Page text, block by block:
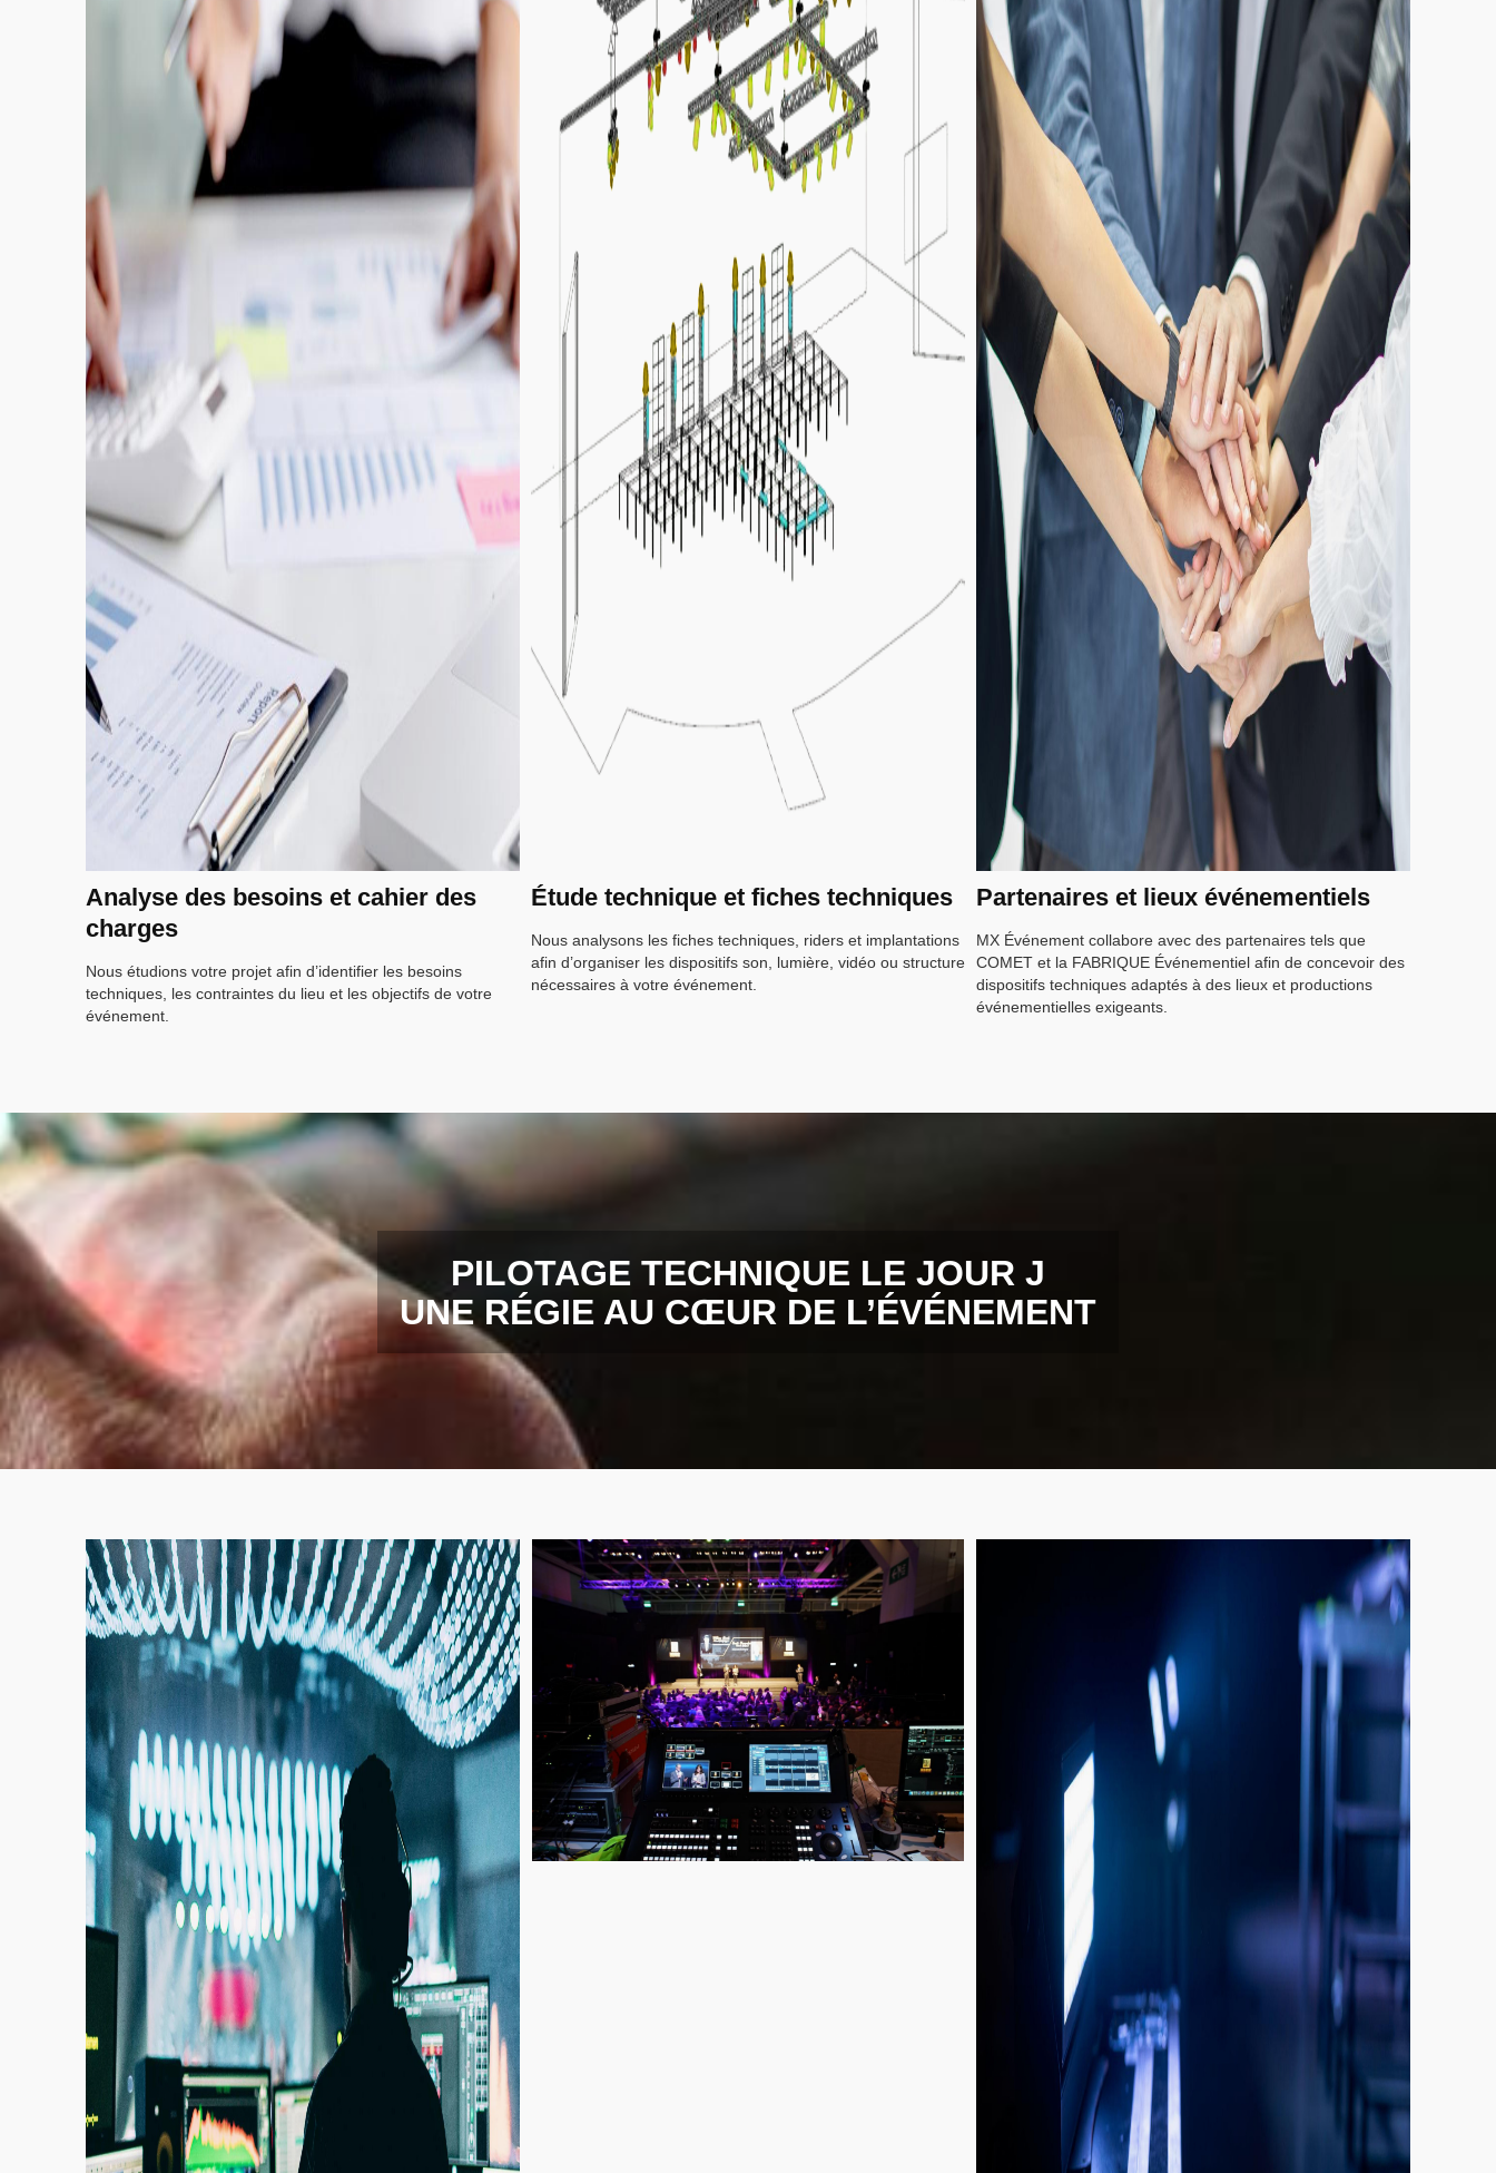
Analyse des besoins et cahier des
charges
Nous étudions votre projet afin d’identifier les besoins
techniques, les contraintes du lieu et les objectifs de votre
événement.
Étude technique et fiches techniques
Nous analysons les fiches techniques, riders et implantations
afin d’organiser les dispositifs son, lumière, vidéo ou structure
nécessaires à votre événement.
Partenaires et lieux événementiels
MX Événement collabore avec des partenaires tels que
COMET et la FABRIQUE Événementiel afin de concevoir des
dispositifs techniques adaptés à des lieux et productions
événementielles exigeants.
PILOTAGE TECHNIQUE LE JOUR J
UNE RÉGIE AU CŒUR DE L’ÉVÉNEMENT